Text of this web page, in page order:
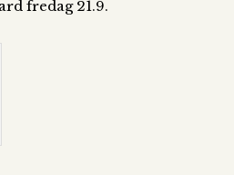
fredag 21.9.